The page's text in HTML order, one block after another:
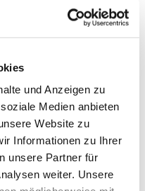
und Anzeigen zu
Medien anbieten
Website zu
Informationen zu Ihrer
unsere Partner für
weiter. Unsere
questions, please contact